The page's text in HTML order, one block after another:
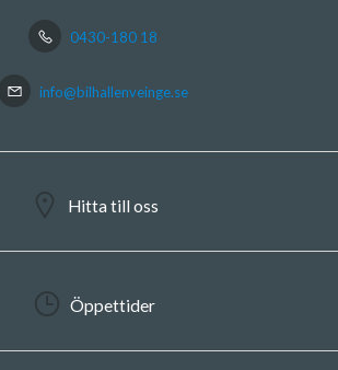
0430-180 18
info@bilhallenveinge.se
Hitta till oss
Öppettider